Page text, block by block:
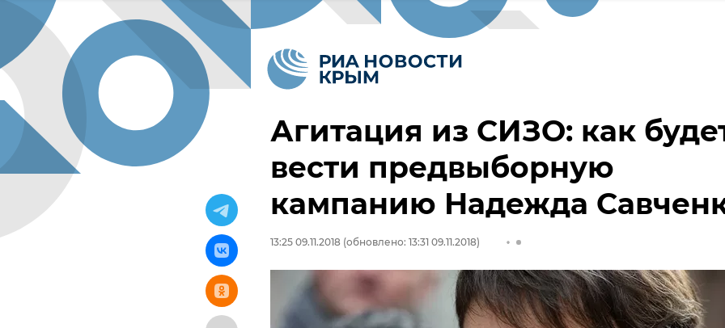
Агитация из СИЗО: как
вести предвыборную
кампанию Надежда
13:25 09.11.2018 (обновлено: 13:31 09.11.2018)